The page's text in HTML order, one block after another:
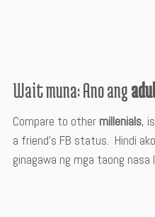
Wait muna: Ano ang
Compare to other millenials,
a friend’s FB status. Hindi
ginagawa ng mga taong nasa